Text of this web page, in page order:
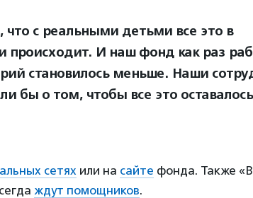
что с реальными детьми все это в
происходит. И наш фонд как раз
становилось меньше. Наши
бы о том, чтобы все это
сетях или на сайте фонда. Также
ждут помощников.